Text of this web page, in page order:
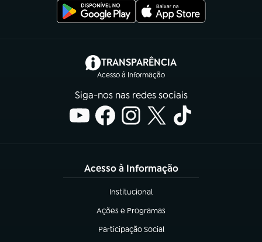
TRANSPARÊNCIA
Acesso à Informação
(abre em nova aba)
Siga-nos nas redes sociais
Acesso à Informação
Institucional
(abre em nova aba)
Ações e Programas
(abre em nova aba)
Participação Social
(abre em nova aba)